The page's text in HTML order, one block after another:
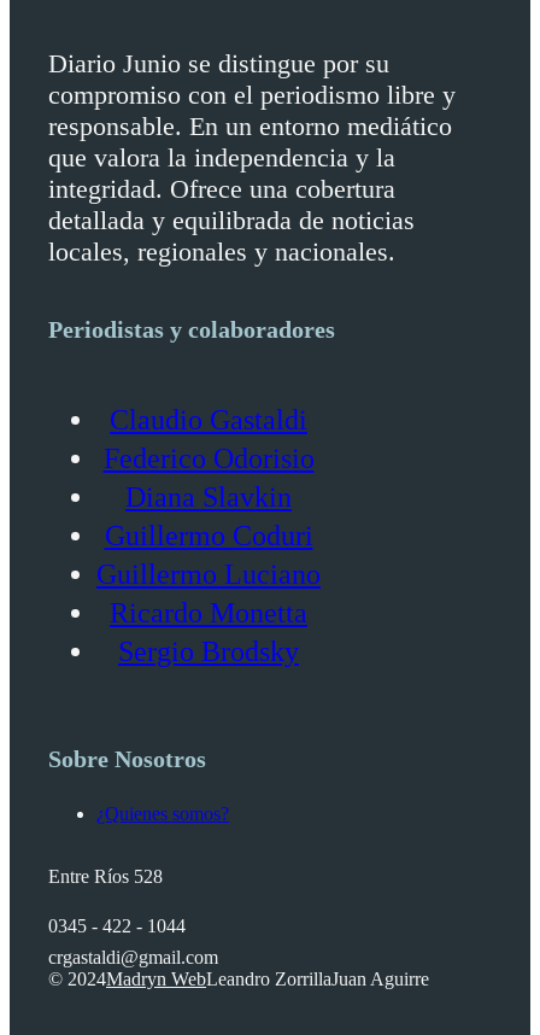
Diario Junio se distingue por su
compromiso con el periodismo libre y
responsable. En un entorno mediático
que valora la independencia y la
integridad. Ofrece una cobertura
detallada y equilibrada de noticias
locales, regionales y nacionales.
Periodistas y colaboradores
Claudio Gastaldi
Federico Odorisio
Diana Slavkin
Guillermo Coduri
Guillermo Luciano
Ricardo Monetta
Sergio Brodsky
Sobre Nosotros
¿Quienes somos?
Entre Ríos 528
0345 - 422 - 1044
crgastaldi@gmail.com
© 2024Madryn WebLeandro ZorrillaJuan Aguirre